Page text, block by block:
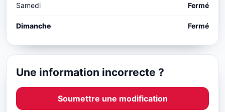
Samedi Fermé
Dimanche Fermé
Une information incorrecte ?
Soumettre une modification